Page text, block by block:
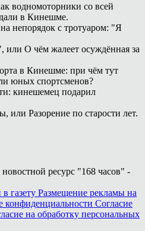
водномоторники со всей
в Кинешме.
непорядок с тротуаром: "Я
О чём жалеет осуждённая за
в Кинешме: при чём тут
юных спортсменов?
кинешемец подарил
или Разорение по старости лет.
ресурс "168 часов" -
газету Размещение рекламы на
конфиденциальности Согласие
на обработку персональных